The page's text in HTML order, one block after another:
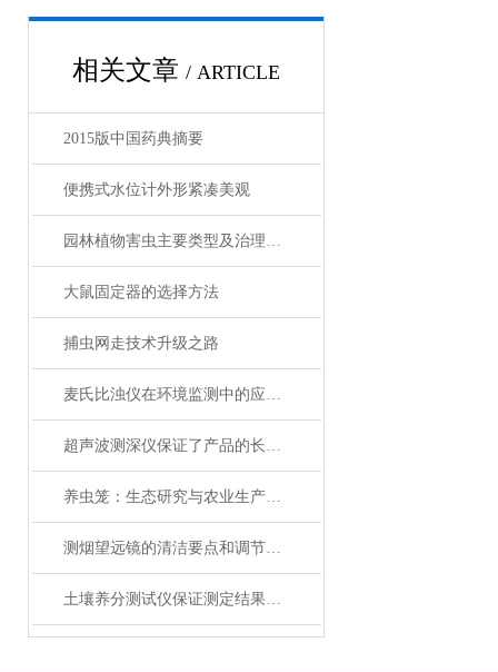
相关文章 / ARTICLE
2015版中国药典摘要
便携式水位计外形紧凑美观
园林植物害虫主要类型及治理对策
大鼠固定器的选择方法
捕虫网走技术升级之路
麦氏比浊仪在环境监测中的应用及优势
超声波测深仪保证了产品的长期可靠性
养虫笼：生态研究与农业生产的精密工具
测烟望远镜的清洁要点和调节技巧
土壤养分测试仪保证测定结果精度